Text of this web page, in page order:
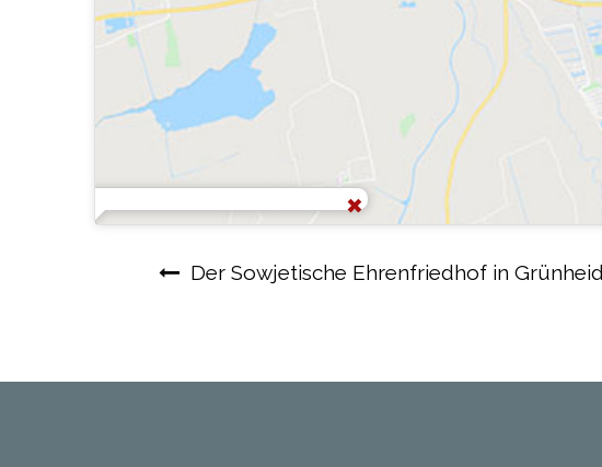
Beitragsnavigation
Der Sowjetische Ehrenfriedhof in